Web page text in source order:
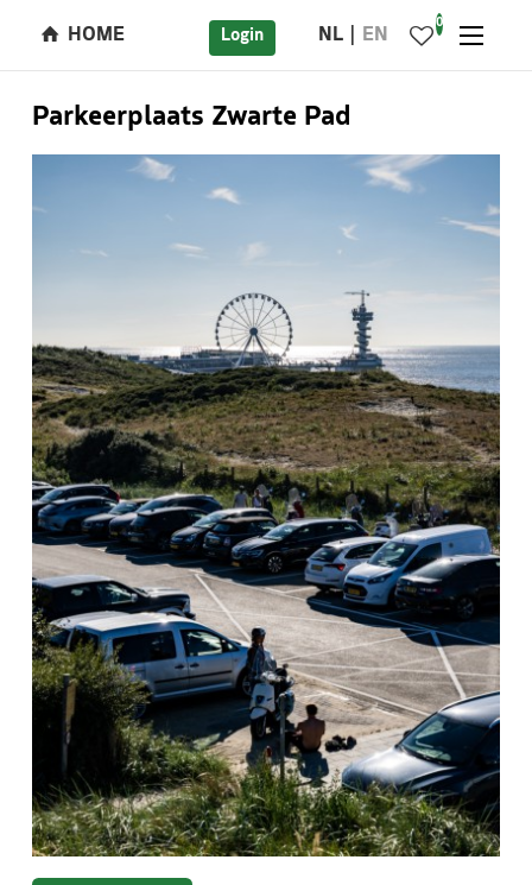
HOME Login NL EN
0
Parkeerplaats Zwarte Pad